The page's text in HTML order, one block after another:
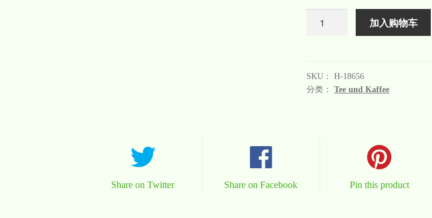
加入购物车
SKU：H-18656
分类：Tee und Kaffee
Share on Twitter Share on Facebook Pin this product